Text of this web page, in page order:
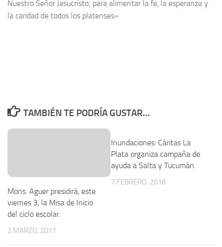
Nuestro Señor Jesucristo; para alimentar la fe, la esperanza y
la caridad de todos los platenses»
TAMBIÉN TE PODRÍA GUSTAR...
Mons. Aguer presidirá, este
viernes 3, la Misa de Inicio
del ciclo escolar.
2 MARZO, 2017
Inundaciones: Cáritas La
Plata organiza campaña de
ayuda a Salta y Tucumán.
7 FEBRERO, 2018